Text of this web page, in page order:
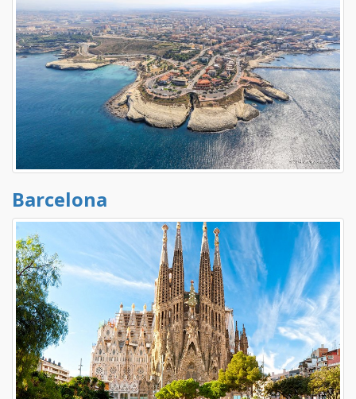
Barcelona